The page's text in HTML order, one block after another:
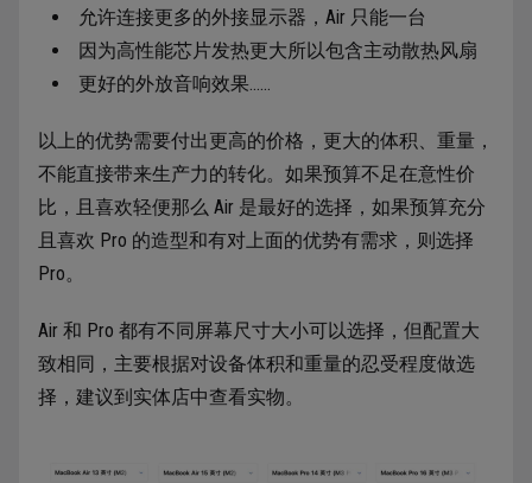
允许连接更多的外接显示器，Air 只能一台
因为高性能芯片发热更大所以包含主动散热风扇
更好的外放音响效果……
以上的优势需要付出更高的价格，更大的体积、重量，
不能直接带来生产力的转化。如果预算不足在意性价
比，且喜欢轻便那么 Air 是最好的选择，如果预算充分
且喜欢 Pro 的造型和有对上面的优势有需求，则选择
Pro。
Air 和 Pro 都有不同屏幕尺寸大小可以选择，但配置大
致相同，主要根据对设备体积和重量的忍受程度做选
择，建议到实体店中查看实物。